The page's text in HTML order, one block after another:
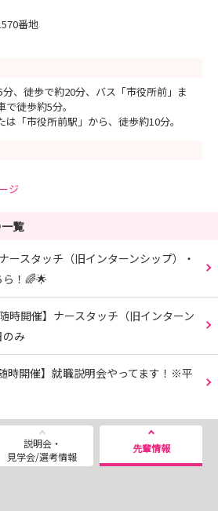
番地
、徒歩で約20分、バス「市役所前」ま
徒歩約5分。
「市役所前駅」から、徒歩約10分。
ジ
覧
ースタッチ（旧インターンシップ）・
！🌈🌟
時開催】ナースタッチ（旧インターン
み
時開催】就職説明会やってます！※平
説明会・
見学会/選考情報
先輩情報